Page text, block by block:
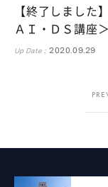
【終了しました
ＡＩ・ＤＳ講座＞
Up Date : 2020.09.29